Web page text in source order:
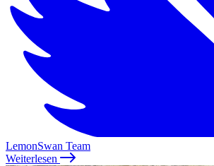
LemonSwan Team
Weiterlesen